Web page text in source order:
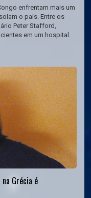
enfrentam mais um
o país. Entre os
Peter Stafford,
em um hospital.
Grécia é